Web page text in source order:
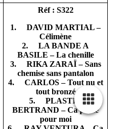
Réf : S322
1. DAVID MARTIAL –
Célimène
2. LA BANDE A
BASILE – La chenille
3. RIKA ZARAÏ – Sans
chemise sans pantalon
4. CARLOS – Tout nu et
tout bronzé
5. PLASTIC
BERTRAND – Ca plane
pour moi